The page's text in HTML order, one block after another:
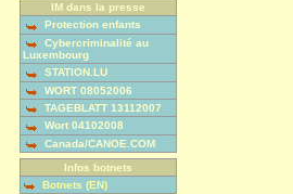
IM dans la presse
Protection enfants
Cybercriminalité au
Luxembourg
STATION.LU
WORT 08052006
TAGEBLATT 13112007
Wort 04102008
Canada/CANOE.COM
Infos botnets
Botnets (EN)